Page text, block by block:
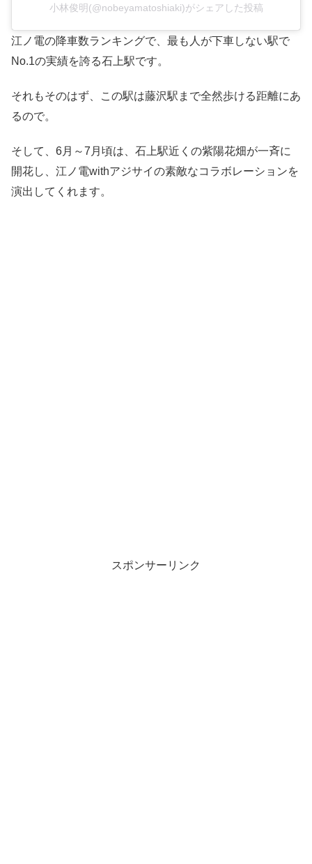
小林俊明(@nobeyamatoshiaki)がシェアした投稿
江ノ電の降車数ランキングで、最も人が下車しない駅で
No.1の実績を誇る石上駅です。
それもそのはず、この駅は藤沢駅まで全然歩ける距離にあ
るので。
そして、6月～7月頃は、石上駅近くの紫陽花畑が一斉に
開花し、江ノ電withアジサイの素敵なコラボレーションを
演出してくれます。
スポンサーリンク